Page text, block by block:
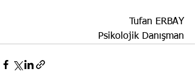
Tufan ERBAY
Psikolojik Danışman